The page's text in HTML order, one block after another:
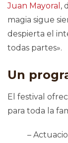
Juan Mayoral ,
magia sigue
despierta el
todas partes».
Un
El festival
para toda la
–